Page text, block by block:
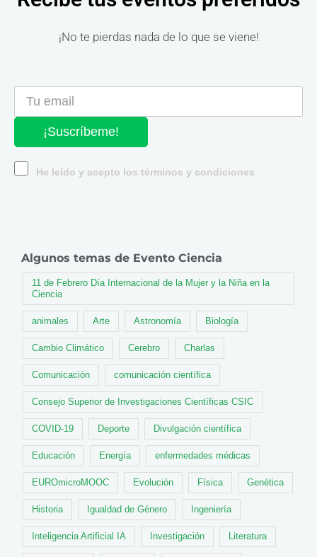
¡No te pierdas nada de lo que se viene!
¡Suscríbeme!
He leído y acepto los términos y condiciones
Algunos temas de Evento Ciencia
11 de Febrero Día Internacional de la Mujer y la Niña en la
Ciencia
animales Arte Astronomía Biología
Cambio Climático Cerebro Charlas
Comunicación comunicación científica
Consejo Superior de Investigaciones Científicas CSIC
COVID-19 Deporte Divulgación científica
Educación Energía enfermedades médicas
EUROmicroMOOC Evolución Física Genética
Historia Igualdad de Género Ingeniería
Inteligencia Artificial IA Investigación Literatura